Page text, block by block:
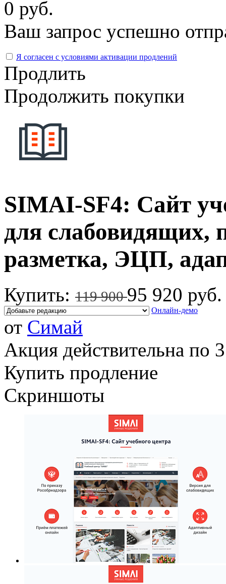
0 руб.
Ваш запрос успешно
Я согласен с условиями активации продлений
Продлить
Продолжить покупки
SIMAI-SF4: Сайт
для слабовидящих,
разметка, ЭЦП,
Купить: 119 90095 920 руб.
Онлайн-демо
от Симай
Акция действительна по
Купить продление
Скриншоты